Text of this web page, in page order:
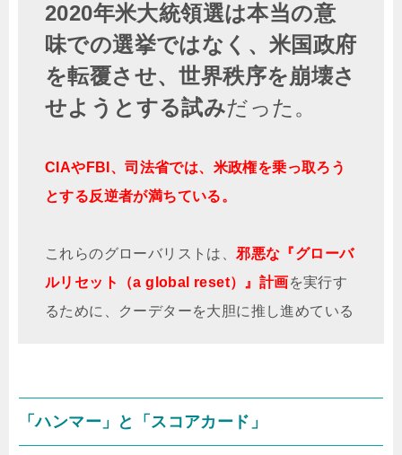
2020年米大統領選は本当の意
味での選挙ではなく、米国政府
を転覆させ、世界秩序を崩壊さ
せようとする試みだった。
CIAやFBI、司法省では、米政権を乗っ取ろう
とする反逆者が満ちている。
これらのグローバリストは、邪悪な『グローバ
ルリセット（a global reset）』計画を実行す
るために、クーデターを大胆に推し進めている
「ハンマー」と「スコアカード」